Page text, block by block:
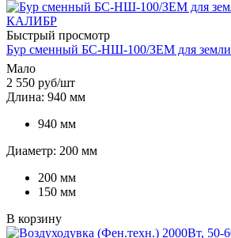
Быстрый просмотр
Бур сменный БС-НШ-100/ЗЕМ для
Мало
2 550 руб/шт
Длина: 940 мм
940 мм
Диаметр: 200 мм
200 мм
150 мм
В корзину